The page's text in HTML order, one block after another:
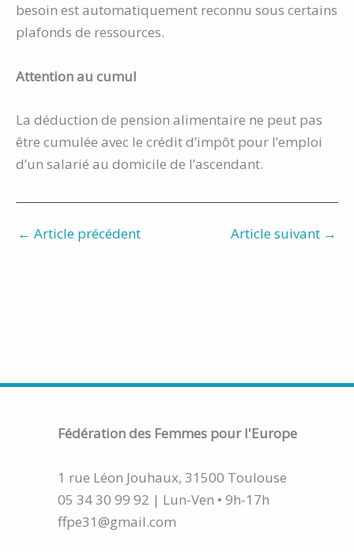
besoin est automatiquement reconnu sous certains
plafonds de ressources.
Attention au cumul
La déduction de pension alimentaire ne peut pas
être cumulée avec le crédit d’impôt pour l’emploi
d’un salarié au domicile de l’ascendant.
← Article précédent Article suivant →
Fédérationdes Femmes pour l'Europe
1 rue Léon Jouhaux, 31500 Toulouse
05 34 30 99 92 | Lun-Ven • 9h-17h
ffpe31@gmail.com